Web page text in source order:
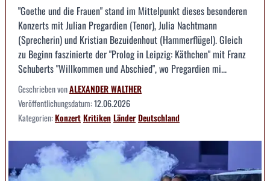
"Goethe und die Frauen" stand im Mittelpunkt dieses besonderen
Konzerts mit Julian Pregardien (Tenor), Julia Nachtmann
(Sprecherin) und Kristian Bezuidenhout (Hammerflügel). Gleich
zu Beginn faszinierte der "Prolog in Leipzig: Käthchen" mit Franz
Schuberts "Willkommen und Abschied", wo Pregardien mi...
Geschrieben vonALEXANDER WALTHER
Veröffentlichungsdatum:12.06.2026
Kategorien:KonzertKritikenLänderDeutschland